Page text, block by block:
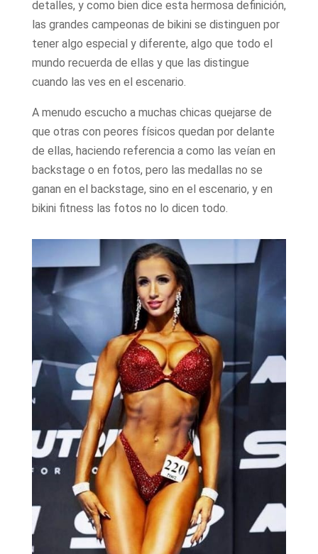
detalles, y como bien dice esta hermosa definición,
las grandes campeonas de bikini se distinguen por
tener algo especial y diferente, algo que todo el
mundo recuerda de ellas y que las distingue
cuando las ves en el escenario.
A menudo escucho a muchas chicas quejarse de
que otras con peores físicos quedan por delante
de ellas, haciendo referencia a como las veían en
backstage o en fotos, pero las medallas no se
ganan en el backstage, sino en el escenario, y en
bikini fitness las fotos no lo dicen todo.